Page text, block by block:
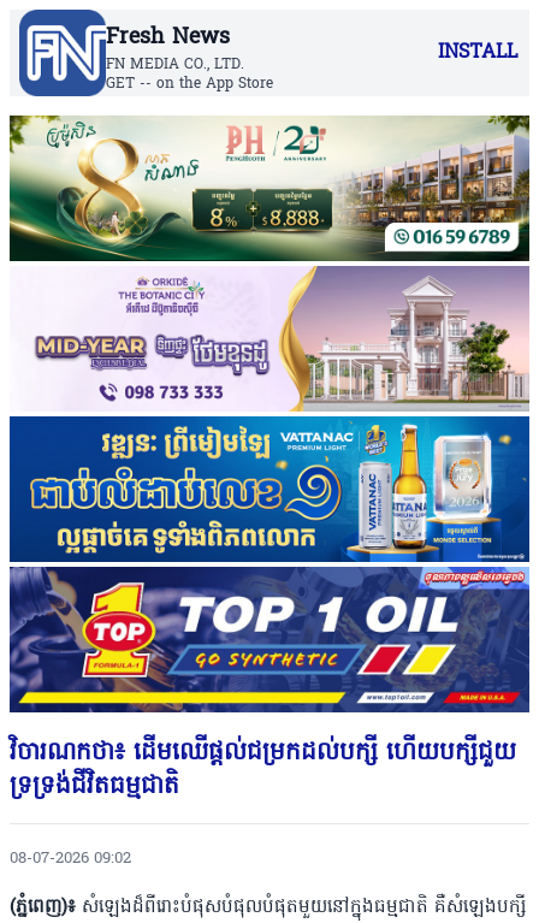
Fresh News
FN MEDIA CO., LTD.
GET -- on the App Store
INSTALL
វិចារណកថា៖ ដើមឈើផ្តល់ជម្រកដល់បក្សី ហើយបក្សីជួយ
ទ្រទ្រង់ជីវិតធម្មជាតិ
08-07-2026 09:02
(ភ្នំពេញ)៖ សំឡេងដ៏ពីរោះបំផុសបំផុលបំផុតមួយនៅក្នុងធម្មជាតិ គឺសំឡេងបក្សី